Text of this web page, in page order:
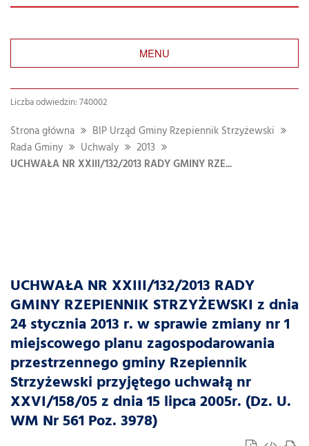
MENU
Liczba odwiedzin: 740002
Strona główna
BIP Urząd Gminy Rzepiennik Strzyżewski
Rada Gminy
Uchwaly
2013
UCHWAŁA NR XXIII/132/2013 RADY GMINY RZE...
UCHWAŁA NR XXIII/132/2013 RADY
GMINY RZEPIENNIK STRZYŻEWSKI z dnia
24 stycznia 2013 r. w sprawie zmiany nr 1
miejscowego planu zagospodarowania
przestrzennego gminy Rzepiennik
Strzyżewski przyjętego uchwałą nr
XXVI/158/05 z dnia 15 lipca 2005r. (Dz. U.
WM Nr 561 Poz. 3978)